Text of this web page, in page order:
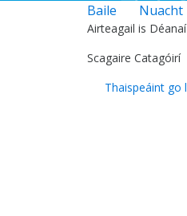
Baile Nuacht
Airteagail is Déanaí
Scagaire Catagóirí
Thaispeáint go